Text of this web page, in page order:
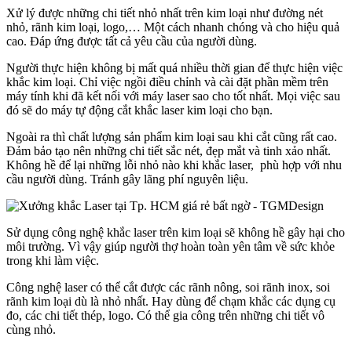
Xử lý được những chi tiết nhỏ nhất trên kim loại như đường nét
nhỏ, rãnh kim loại, logo,… Một cách nhanh chóng và cho hiệu quả
cao. Đáp ứng được tất cả yêu cầu của người dùng.
Người thực hiện không bị mất quá nhiều thời gian để thực hiện việc
khắc kim loại. Chỉ việc ngồi điều chỉnh và cài đặt phần mềm trên
máy tính khi đã kết nối với máy laser sao cho tốt nhất. Mọi việc sau
đó sẽ do máy tự động cắt khắc laser kim loại cho bạn.
Ngoài ra thì chất lượng sản phẩm kim loại sau khi cắt cũng rất cao.
Đảm bảo tạo nên những chi tiết sắc nét, đẹp mắt và tinh xảo nhất.
Không hề để lại những lỗi nhỏ nào khi khắc laser, phù hợp với nhu
cầu người dùng. Tránh gây lãng phí nguyên liệu.
Sử dụng công nghệ khắc laser trên kim loại sẽ không hề gây hại cho
môi trường. Vì vậy giúp người thợ hoàn toàn yên tâm về sức khỏe
trong khi làm việc.
Công nghệ laser có thể cắt được các rãnh nông, soi rãnh inox, soi
rãnh kim loại dù là nhỏ nhất. Hay dùng để chạm khắc các dụng cụ
đo, các chi tiết thép, logo. Có thể gia công trên những chi tiết vô
cùng nhỏ.